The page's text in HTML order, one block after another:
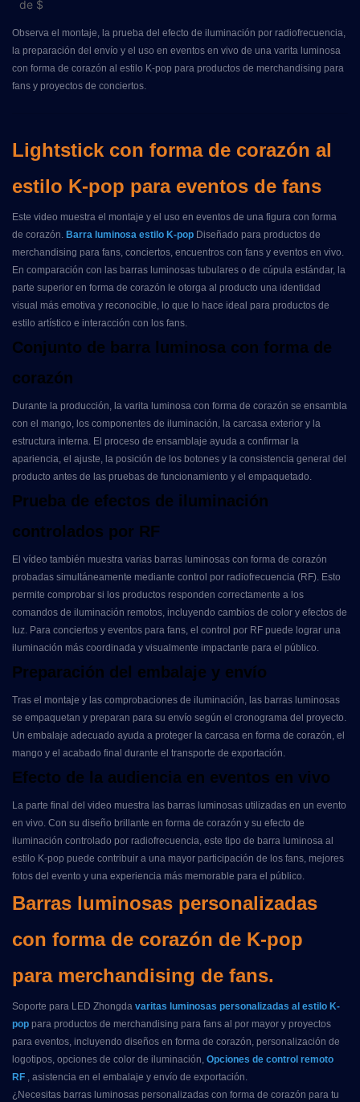
de $
Observa el montaje, la prueba del efecto de iluminación por radiofrecuencia,
la preparación del envío y el uso en eventos en vivo de una varita luminosa
con forma de corazón al estilo K-pop para productos de merchandising para
fans y proyectos de conciertos.
Lightstick con forma de corazón al
estilo K-pop para eventos de fans
Este video muestra el montaje y el uso en eventos de una figura con forma
de corazón. Barra luminosa estilo K-pop Diseñado para productos de
merchandising para fans, conciertos, encuentros con fans y eventos en vivo.
En comparación con las barras luminosas tubulares o de cúpula estándar, la
parte superior en forma de corazón le otorga al producto una identidad
visual más emotiva y reconocible, lo que lo hace ideal para productos de
estilo artístico e interacción con los fans.
Conjunto de barra luminosa con forma de
corazón
Durante la producción, la varita luminosa con forma de corazón se ensambla
con el mango, los componentes de iluminación, la carcasa exterior y la
estructura interna. El proceso de ensamblaje ayuda a confirmar la
apariencia, el ajuste, la posición de los botones y la consistencia general del
producto antes de las pruebas de funcionamiento y el empaquetado.
Prueba de efectos de iluminación
controlados por RF
El vídeo también muestra varias barras luminosas con forma de corazón
probadas simultáneamente mediante control por radiofrecuencia (RF). Esto
permite comprobar si los productos responden correctamente a los
comandos de iluminación remotos, incluyendo cambios de color y efectos de
luz. Para conciertos y eventos para fans, el control por RF puede lograr una
iluminación más coordinada y visualmente impactante para el público.
Preparación del embalaje y envío
Tras el montaje y las comprobaciones de iluminación, las barras luminosas
se empaquetan y preparan para su envío según el cronograma del proyecto.
Un embalaje adecuado ayuda a proteger la carcasa en forma de corazón, el
mango y el acabado final durante el transporte de exportación.
Efecto de la audiencia en eventos en vivo
La parte final del video muestra las barras luminosas utilizadas en un evento
en vivo. Con su diseño brillante en forma de corazón y su efecto de
iluminación controlado por radiofrecuencia, este tipo de barra luminosa al
estilo K-pop puede contribuir a una mayor participación de los fans, mejores
fotos del evento y una experiencia más memorable para el público.
Barras luminosas personalizadas
con forma de corazón de K-pop
para merchandising de fans.
Soporte para LED Zhongda varitas luminosas personalizadas al estilo K-
pop para productos de merchandising para fans al por mayor y proyectos
para eventos, incluyendo diseños en forma de corazón, personalización de
logotipos, opciones de color de iluminación, Opciones de control remoto
RF , asistencia en el embalaje y envío de exportación.
¿Necesitas barras luminosas personalizadas con forma de corazón para tu